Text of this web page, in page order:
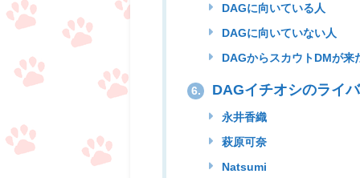
DAGに向いている人
DAGに向いていない人
DAGからスカウトDMが来
6. DAGイチオシのライ
永井香織
萩原可奈
Natsumi